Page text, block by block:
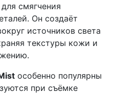
смягчения
Он создаёт
источников света
текстуры кожи и
особенно популярны
при съёмке